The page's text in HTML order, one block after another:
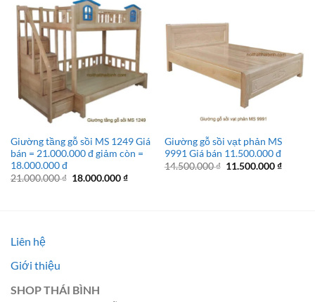
Giường tầng gỗ sồi MS 1249 Giá
bán = 21.000.000 đ giảm còn =
18.000.000 đ
21.000.000₫ Giá
18.000.000₫Giá
Giường gỗ sồi vạt phản MS
9991 Giá bán 11.500.000 đ
14.500.000₫ Giá
11.500.000₫Giá
Liên hệ
Giới thiệu
SHOP THÁI BÌNH